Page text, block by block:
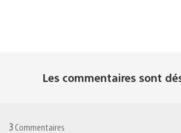
Les commentaires sont
3 Commentaires